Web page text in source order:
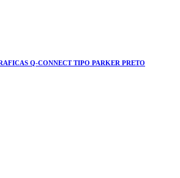
Q-CONNECT TIPO PARKER PRETO